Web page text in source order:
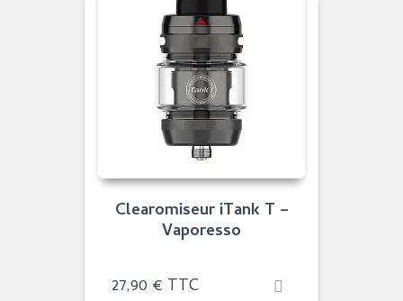
Clearomiseur iTank T –
Vaporesso
27,90 € TTC